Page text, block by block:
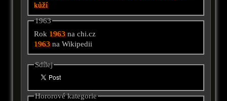
kůží
1963
Rok 1963na chi.cz
1963na Wikipedii
Sdílej
Hororové kategorie